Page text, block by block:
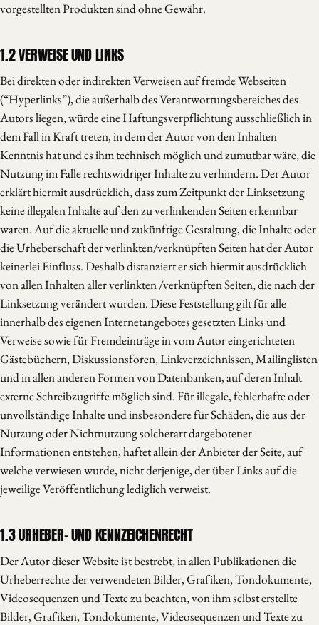
vorgestellten Produkten sind ohne Gewähr.
1.2 VERWEISE UND LINKS
Bei direkten oder indirekten Verweisen auf fremde Webseiten
(“Hyperlinks”), die außerhalb des Verantwortungsbereiches des
Autors liegen, würde eine Haftungsverpflichtung ausschließlich in
dem Fall in Kraft treten, in dem der Autor von den Inhalten
Kenntnis hat und es ihm technisch möglich und zumutbar wäre, die
Nutzung im Falle rechtswidriger Inhalte zu verhindern. Der Autor
erklärt hiermit ausdrücklich, dass zum Zeitpunkt der Linksetzung
keine illegalen Inhalte auf den zu verlinkenden Seiten erkennbar
waren. Auf die aktuelle und zukünftige Gestaltung, die Inhalte oder
die Urheberschaft der verlinkten/verknüpften Seiten hat der Autor
keinerlei Einfluss. Deshalb distanziert er sich hiermit ausdrücklich
von allen Inhalten aller verlinkten /verknüpften Seiten, die nach der
Linksetzung verändert wurden. Diese Feststellung gilt für alle
innerhalb des eigenen Internetangebotes gesetzten Links und
Verweise sowie für Fremdeinträge in vom Autor eingerichteten
Gästebüchern, Diskussionsforen, Linkverzeichnissen, Mailinglisten
und in allen anderen Formen von Datenbanken, auf deren Inhalt
externe Schreibzugriffe möglich sind. Für illegale, fehlerhafte oder
unvollständige Inhalte und insbesondere für Schäden, die aus der
Nutzung oder Nichtnutzung solcherart dargebotener
Informationen entstehen, haftet allein der Anbieter der Seite, auf
welche verwiesen wurde, nicht derjenige, der über Links auf die
jeweilige Veröffentlichung lediglich verweist.
1.3 URHEBER- UND KENNZEICHENRECHT
Der Autor dieser Website ist bestrebt, in allen Publikationen die
Urheberrechte der verwendeten Bilder, Grafiken, Tondokumente,
Videosequenzen und Texte zu beachten, von ihm selbst erstellte
Bilder, Grafiken, Tondokumente, Videosequenzen und Texte zu